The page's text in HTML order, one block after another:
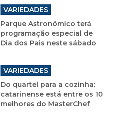
VARIEDADES
Parque Astronômico terá
programação especial de
Dia dos Pais neste sábado
VARIEDADES
Do quartel para a cozinha:
catarinense está entre os 10
melhores do MasterChef